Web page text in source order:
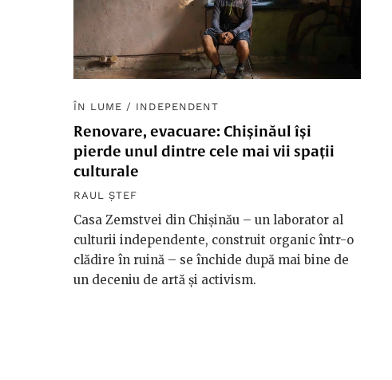
ÎN LUME / INDEPENDENT
Renovare, evacuare: Chișinăul își
pierde unul dintre cele mai vii spații
culturale
RAUL ȘTEF
Casa Zemstvei din Chișinău – un laborator al
culturii independente, construit organic într-o
clădire în ruină – se închide după mai bine de
un deceniu de artă și activism.